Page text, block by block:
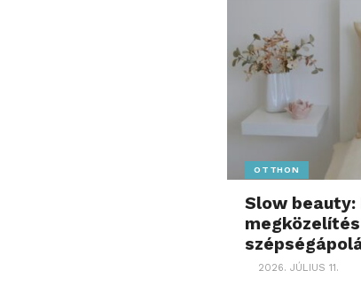
OTTHON
Slow beauty:
2026. JÚLIUS 11.